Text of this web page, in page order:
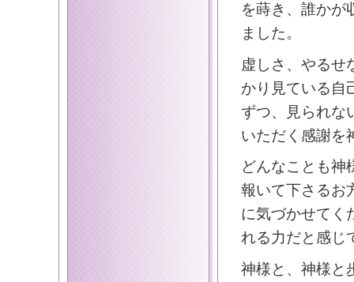
を蒔き、誰か
ました。
虚しさ、やる
かり見ている自
ずつ、見られな
いただく感謝を
どんなことも神
報いて下さるお
に気づかせてく
れる力だと感じ
神様と、神様と